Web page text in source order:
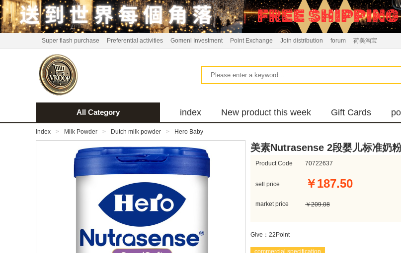
Super flash purchase Preferential activities Gomenl Investment Point Exchange Join distribution forum 荷美淘宝
All Category index New product this week Gift Cards
bus
Index > Milk Powder > Dutch milk powder > Hero Baby
美素Nutrasense 2段婴儿标准奶粉
Product Code 70722637
sell price ￥187.50
market price ￥209.08
Give：22Point
commercial specification